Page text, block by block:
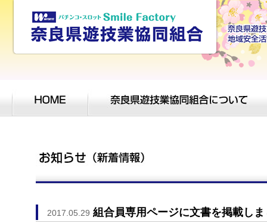
2017.05.29 組合員専用ページに文書を掲載しま